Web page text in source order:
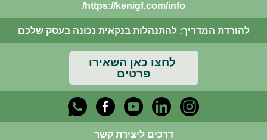
https://kenigf.com/info/
להורדת המדריך: להתנהלות בנקאית נכונה בעסק שלכם
לחצו כאן השאירו
פרטים
דרכים ליצירת קשר